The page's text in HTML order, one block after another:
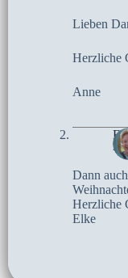
Lieben
Herzliche
Anne
24.
Dann
Herzliche
Elke